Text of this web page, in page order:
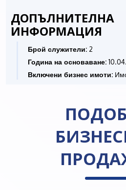
ДОПЪЛНИТЕЛНА
ИНФОРМАЦИЯ
Брой служители: 2
Година на основаване:
Включени бизнес имоти: